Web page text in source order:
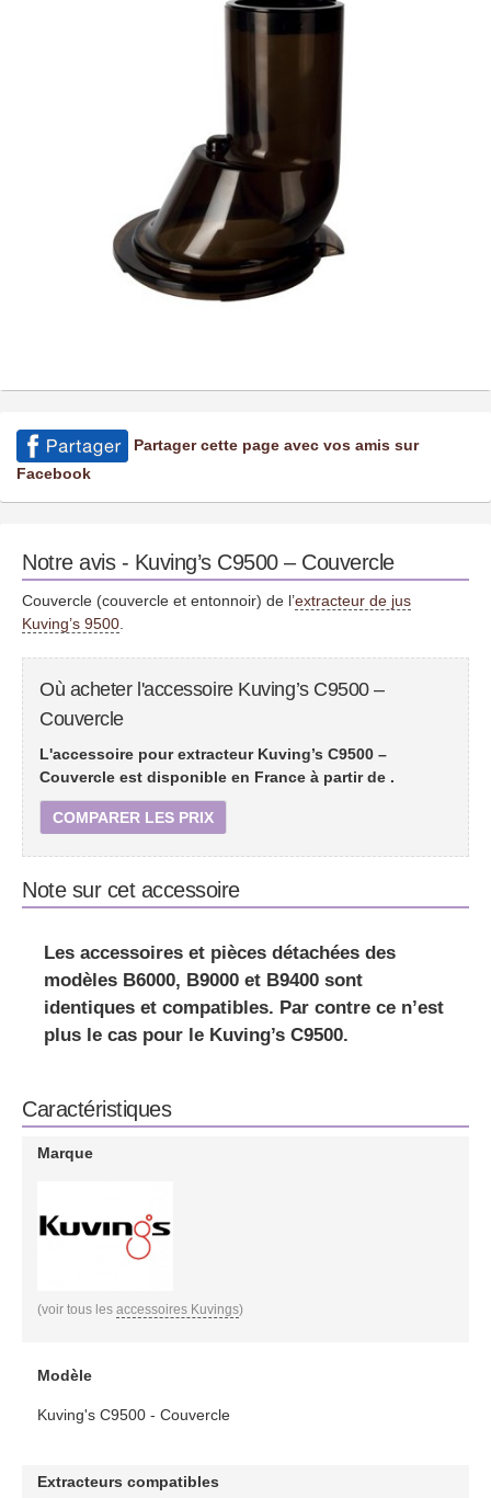
Partager cette page avec vos amis sur
Facebook
Notre avis - Kuving’s C9500 – Couvercle
Couvercle (couvercle et entonnoir) de l’extracteur de jus
Kuving’s 9500
Où acheter l'accessoire Kuving’s C9500 –
Couvercle
L'accessoire pour extracteur Kuving’s C9500 –
Couvercle est disponible en France à partir de .
COMPARER LES PRIX
Note sur cet accessoire
Les accessoires et pièces détachées des
modèles B6000, B9000 et B9400 sont
identiques et compatibles. Par contre ce n’est
plus le cas pour le Kuving’s C9500.
Caractéristiques
Marque
(voir tous les accessoires Kuvings)
Modèle
Kuving's C9500 - Couvercle
Extracteurs compatibles